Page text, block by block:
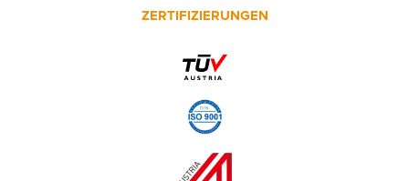
ZERTIFIZIERUNGEN